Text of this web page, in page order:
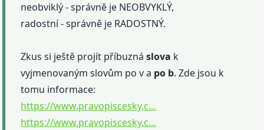
neobviklý - správně je NEOBVYKLÝ,
radostní - správně je RADOSTNÝ.
Zkus si ještě projít příbuznáslova k
vyjmenovaným slovům po v a po b. Zde jsou k
tomu informace:
https://www.pravopiscesky.c…
https://www.pravopiscesky.c…